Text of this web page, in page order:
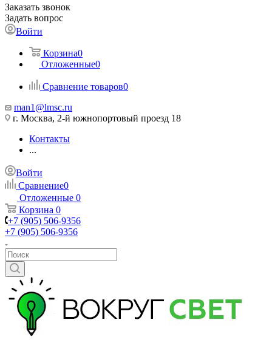
Заказать звонок
Задать вопрос
Войти
Корзина0
Отложенные0
Сравнение товаров0
man1@lmsc.ru
г. Москва, 2-й южнопортовый проезд 18
Контакты
...
Войти
Сравнение0
Отложенные 0
Корзина 0
+7 (905) 506-9356
+7 (905) 506-9356